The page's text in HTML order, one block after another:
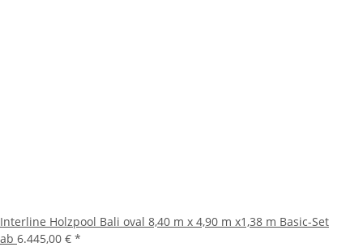
Interline Holzpool Bali oval 8,40 m x 4,90 m x1,38 m Basic-Set
ab 6.445,00 € *